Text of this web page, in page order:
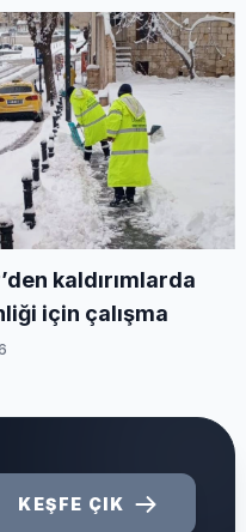
kaldırımlarda
için çalışma
KEŞFE ÇIK